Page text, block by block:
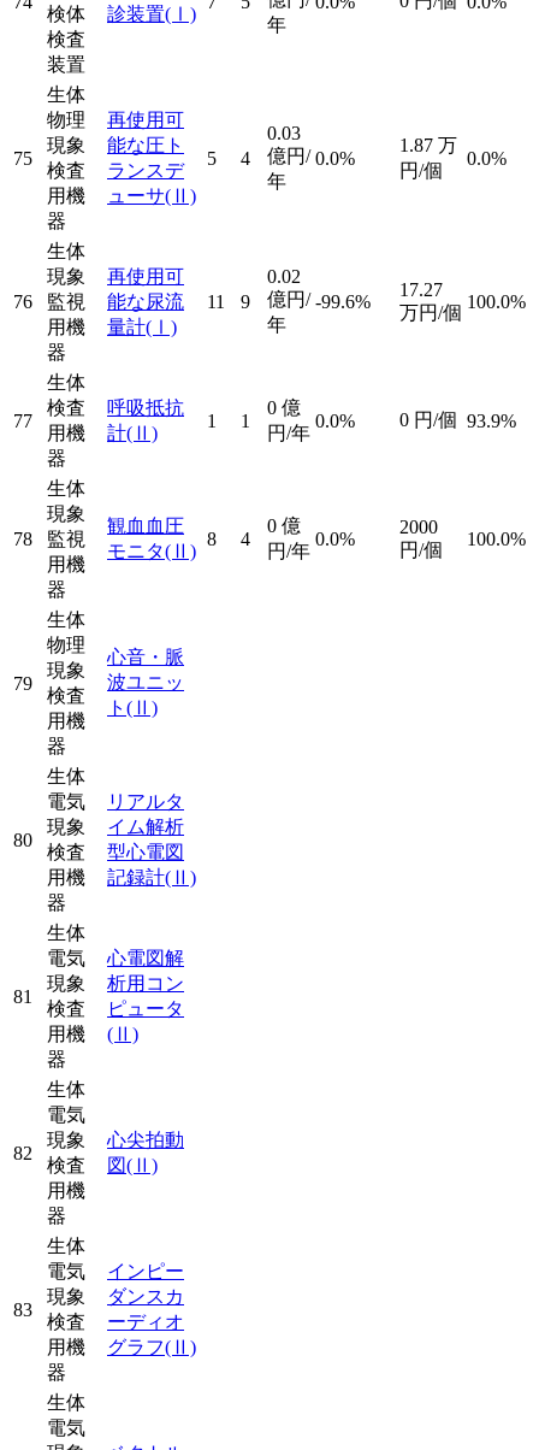
検体
検査
装置
診装置(Ⅰ)
年
75
生体
物理
現象
検査
用機
器
再使用可
能な圧ト
ランスデ
ューサ(Ⅱ)
5 4
0.03
億円/
年
0.0%
1.87 万
円/個
0.0%
76
生体
現象
監視
用機
器
再使用可
能な尿流
量計(Ⅰ)
11 9
0.02
億円/
年
-99.6%
17.27
万円/個
100.0%
77
生体
検査
用機
器
呼吸抵抗
計(Ⅱ)
1 1
0 億
円/年
0.0% 0 円/個 93.9%
78
生体
現象
監視
用機
器
観血血圧
モニタ(Ⅱ)
8 4
0 億
円/年
0.0%
2000
円/個
100.0%
79
生体
物理
現象
検査
用機
器
心音・脈
波ユニッ
ト (Ⅱ)
80
生体
電気
現象
検査
用機
器
リアルタ
イム解析
型心電図
記録計(Ⅱ)
81
生体
電気
現象
検査
用機
器
心電図解
析用コン
ピュータ
(Ⅱ)
82
生体
電気
現象
検査
用機
器
心尖拍動
図(Ⅱ)
83
生体
電気
現象
検査
用機
器
インピー
ダンスカ
ーディオ
グラフ(Ⅱ)
生体
電気